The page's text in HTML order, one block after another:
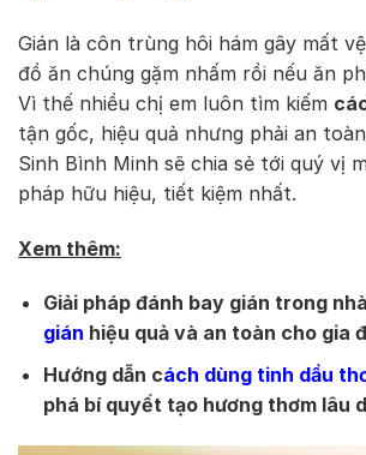
Gián là côn trùng hôi hám gây mất
đồ ăn chúng gặm nhấm rồi nếu ăn
Vì thế nhiều chị em luôn tìm kiếm
tận gốc, hiệu quả nhưng phải an
Sinh Bình Minh sẽ chia sẻ tới quý vị
pháp hữu hiệu, tiết kiệm nhất.
Xem thêm:
Giải pháp đánh bay gián trong
gián hiệu quả và an toàn cho gia
Hướng dẫn cách dùng tinh dầu
phá bí quyết tạo hương thơm lâu